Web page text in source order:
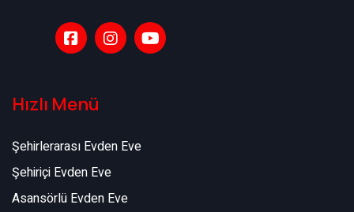
Hızlı Menü
Şehirlerarası Evden Eve
Şehiriçi Evden Eve
Asansörlü Evden Eve